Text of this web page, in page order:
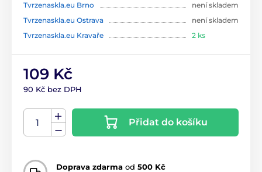
Tvrzenaskla.eu Brno
není skladem
Tvrzenaskla.eu Ostrava
není skladem
Tvrzenaskla.eu Kravaře
2 ks
109 Kč
90 Kč bez DPH
Přidat do košíku
Doprava zdarma od 500 Kč